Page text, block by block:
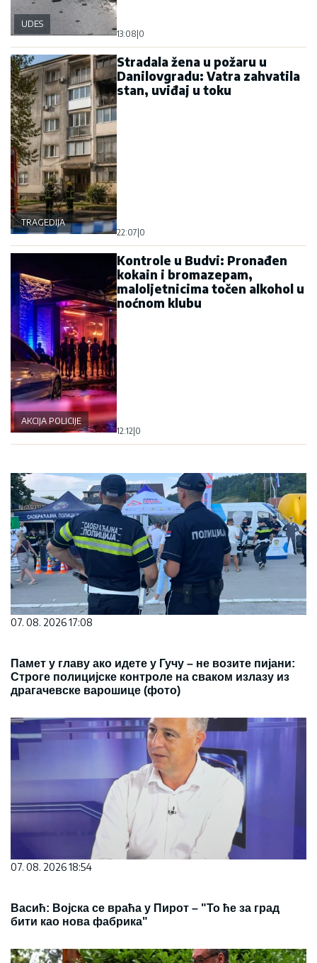
UDES
13:08 0
TRAGEDIJA
Stradala žena u požaru u
Danilovgradu: Vatra zahvatila
stan, uviđaj u toku
22:07 0
AKCIJA POLICIJE
Kontrole u Budvi: Pronađen
kokain i bromazepam,
maloljetnicima točen alkohol u
noćnom klubu
12:12 0
07. 08. 2026 17:08
Памет у главу ако идете у Гучу – не возите пијани:
Строге полицијске контроле на сваком излазу из
драгачевске варошице (фото)
07. 08. 2026 18:54
Васић: Војска се враћа у Пирот – "То ће за град
бити као нова фабрика"